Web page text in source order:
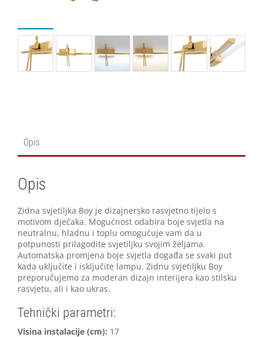
Opis
Opis
Zidna svjetiljka Boy je dizajnersko rasvjetno tijelo s
motivom dječaka. Mogućnost odabira boje svjetla na
neutralnu, hladnu i toplu omogućuje vam da u
potpunosti prilagodite svjetiljku svojim željama.
Automatska promjena boje svjetla događa se svaki put
kada uključite i isključite lampu. Zidnu svjetiljku Boy
preporučujemo za moderan dizajn interijera kao stilsku
rasvjetu, ali i kao ukras.
Tehnički parametri:
Visina instalacije (cm): 17